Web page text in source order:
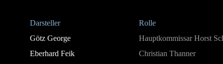
Darsteller
Rolle
Götz George
Hauptkommissar Horst
Eberhard Feik
Christian Thanner